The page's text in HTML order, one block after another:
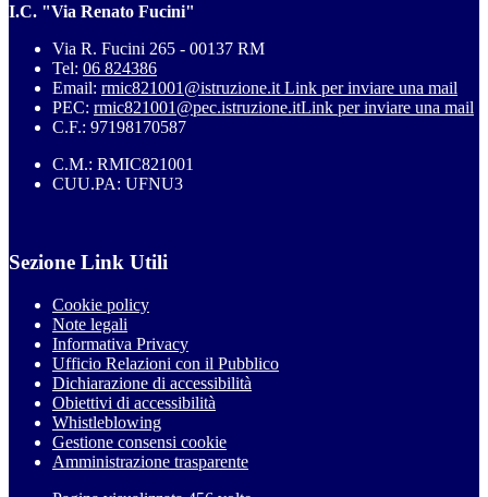
I.C. "Via Renato Fucini"
Via R. Fucini 265 - 00137 RM
Tel: 06 824386
Email: rmic821001@istruzione.it Link per inviare una mail
PEC: rmic821001@pec.istruzione.itLink per inviare una mail
C.F.: 97198170587
C.M.: RMIC821001
CUU.PA: UFNU3
Sezione Link Utili
Cookie policy
Note legali
Informativa Privacy
Ufficio Relazioni con il Pubblico
Dichiarazione di accessibilità
Obiettivi di accessibilità
Whistleblowing
Gestione consensi cookie
Amministrazione trasparente